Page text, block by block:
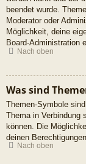
beendet wurde.
Moderator oder
Möglichkeit, deine
Board-Administration
Nach oben
Was sind
Themen-Symbole
Thema in Verbindung
können. Die
deinen
Nach oben